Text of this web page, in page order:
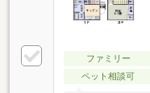
ファミリー
ペット相談可